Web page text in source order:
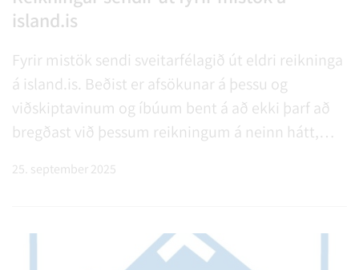
island.is
Fyrir mistök sendi sveitarfélagið út eldri reikninga
á island.is. Beðist er afsökunar á þessu og
viðskiptavinum og íbúum bent á að ekki þarf að
bregðast við þessum reikningum á neinn hátt,
verið innheimtir.
25. september 2025